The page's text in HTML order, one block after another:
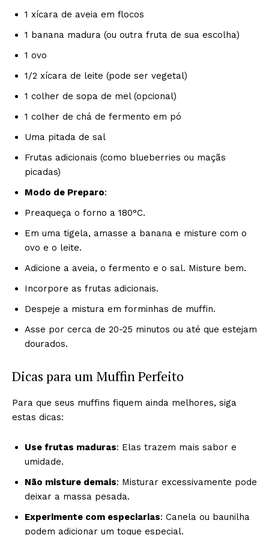
1 xícara de aveia em flocos
1 banana madura (ou outra fruta de sua escolha)
1 ovo
1/2 xícara de leite (pode ser vegetal)
1 colher de sopa de mel (opcional)
1 colher de chá de fermento em pó
Uma pitada de sal
Frutas adicionais (como blueberries ou maçãs
picadas)
Modo de Preparo:
Preaqueça o forno a 180°C.
Em uma tigela, amasse a banana e misture com o
ovo e o leite.
Adicione a aveia, o fermento e o sal. Misture bem.
Incorpore as frutas adicionais.
Despeje a mistura em forminhas de muffin.
Asse por cerca de 20-25 minutos ou até que estejam
dourados.
Dicas para um Muffin Perfeito
Para que seus muffins fiquem ainda melhores, siga
estas dicas:
Use frutas maduras: Elas trazem mais sabor e
umidade.
Não misture demais: Misturar excessivamente pode
deixar a massa pesada.
Experimente com especiarias: Canela ou baunilha
podem adicionar um toque especial.